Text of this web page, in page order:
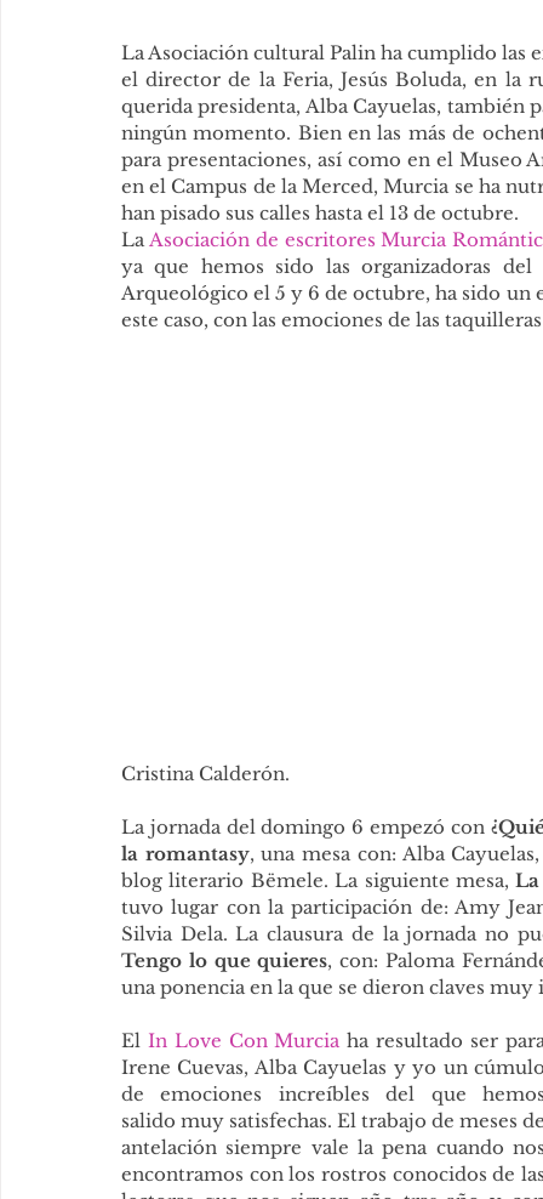
La Asociación cultural Palin ha cumplido las
el director de la Feria, Jesús Boluda, en la
querida presidenta, Alba Cayuelas, también
ningún momento. Bien en las más de
para presentaciones, así como en el Museo
en el Campus de la Merced, Murcia se ha
han pisado sus calles hasta el 13 de octubre.
La Asociación de escritores Murcia
ya que hemos sido las organizadoras del
Arqueológico el 5 y 6 de octubre, ha sido un
este caso, con las emociones de las
Cristina Calderón.
La jornada del domingo 6 empezó con
la romantasy, una mesa con: Alba
blog literario Bëmele. La siguiente mesa,
tuvo lugar con la participación de: Amy
Silvia Dela. La clausura de la jornada no
Tengo lo que quieres, con: Paloma
una ponencia en la que se dieron claves
El In Love Con Murcia ha resultado ser
Irene Cuevas, Alba Cayuelas y yo un
de emociones increíbles del que
salido muy satisfechas. El trabajo de meses
antelación siempre vale la pena cuando
encontramos con los rostros conocidos de